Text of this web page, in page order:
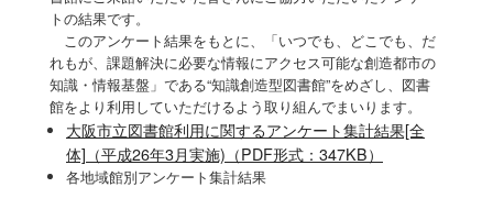
トの結果です。
このアンケート結果をもとに、「いつでも、どこでも、だ
れもが、課題解決に必要な情報にアクセス可能な創造都市の
知識・情報基盤」である“知識創造型図書館”をめざし、図書
館をより利用していただけるよう取り組んでまいります。
大阪市立図書館利用に関するアンケート集計結果[全
体]（平成26年3月実施)（PDF形式：347KB）
各地域館別アンケート集計結果